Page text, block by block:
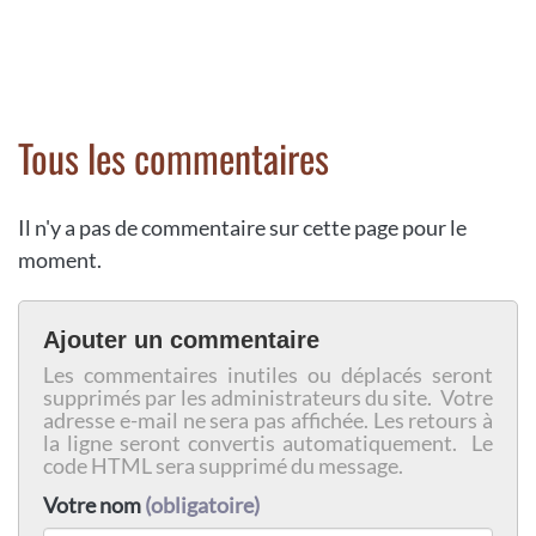
Tous les commentaires
Il n'y a pas de commentaire sur cette page pour le
moment.
Ajouter un commentaire
Les commentaires inutiles ou déplacés seront
supprimés par les administrateurs du site. Votre
adresse e-mail ne sera pas affichée. Les retours à
la ligne seront convertis automatiquement. Le
code HTML sera supprimé du message.
Votre nom(obligatoire)